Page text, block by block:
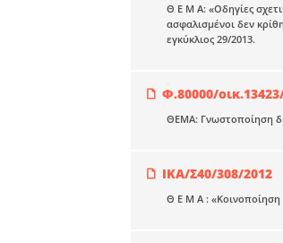
Θ Ε Μ Α: «Οδηγίες
ασφαλισμένοι δεν
εγκύκλιος 29/2013.
Φ.80000/
ΘΕΜΑ: Γνωστοποίηση
ΙΚΑ/Σ40/308/2012
Θ Ε Μ Α : «Κοινοποίηση